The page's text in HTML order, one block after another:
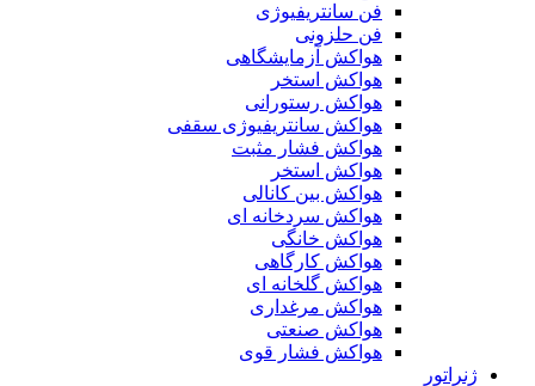
فن سانتریفیوژی
فن حلزونی
هواکش آزمایشگاهی
هواکش استخر
هواکش رستورانی
هواکش سانتریفیوژی سقفی
هواکش فشار مثبت
هواکش استخر
هواکش بین کانالی
هواکش سردخانه ای
هواکش خانگی
هواکش کارگاهی
هواکش گلخانه ای
هواکش مرغداری
هواکش صنعتی
هواکش فشار قوی
ژنراتور